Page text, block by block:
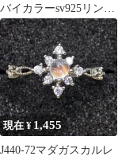
バイカラーsv925リン
グ フリーサイズ
現在 ¥1,455
J440-72マダガスカルレ